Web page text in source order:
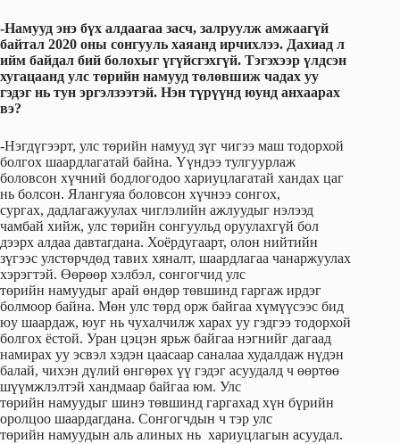
-Намууд энэ бүх алдаагаа засч, залруулж амжаагүй
байтал 2020 оны сонгууль хаяанд ирчихлээ. Дахиад л
ийм байдал бий болохыг үгүйсгэхгүй. Тэгэхээр үлдсэн
хугацаанд улс төрийн намууд төлөвшиж чадах уу
гэдэг нь тун эргэлзээтэй. Нэн түрүүнд юунд анхаарах
вэ?
-Нэгдүгээрт, улс төрийн намууд зүг чигээ маш тодорхой
болгох шаардлагатай байна. Үүндээ тулгуурлаж
боловсон хүчний бодлогодоо хариуцлагатай хандах цаг
нь болсон. Ялангуяа боловсон хүчнээ сонгох,
сургах, дадлагажуулах чиглэлийн ажлуудыг нэлээд
чамбай хийж, улс төрийн сонгуульд оруулахгүй бол
дээрх алдаа давтагдана. Хоёрдугаарт, олон нийтийн
зүгээс улстөрчдөд тавих хяналт, шаардлагаа чанаржуулах
хэрэгтэй. Өөрөөр хэлбэл, сонгогчид улс
төрийн намуудыг арай өндөр төвшинд гаргаж ирдэг
болмоор байна. Мөн улс төрд орж байгаа хүмүүсээс бид
юу шаардаж, юуг нь чухалчилж харах уу гэдгээ тодорхой
болгох ёстой. Уран цэцэн ярьж байгаа нэгнийг дагаад
намирах уу эсвэл хэдэн цаасаар саналаа худалдаж нүдэн
балай, чихэн дүлий өнгөрөх үү гэдэг асуудалд ч өөртөө
шүүмжлэлтэй хандмаар байгаа юм. Улс
төрийн намуудыг шинэ төвшинд гаргахад хүн бүрийн
оролцоо шаардагдана. Сонгогчдын ч тэр улс
төрийн намуудын аль алиных нь хариуцлагын асуудал.